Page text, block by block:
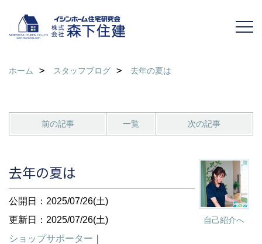
ホーム スタッフブログ 去年の夏は
前の記事 一覧 次の記事
自己紹介へ
去年の夏は
公開日：2025/07/26(土)
更新日：2025/07/26(土)
ショップサポーター